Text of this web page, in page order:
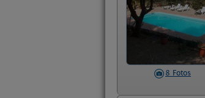
8 Fotos